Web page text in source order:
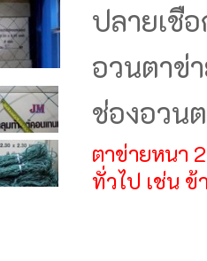
ปลายเชื
อวนตาข่
ช่องอวน
ตาข่ายหนา
ทั่วไป เช่น ข้